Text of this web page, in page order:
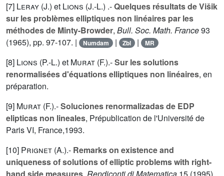
[7] Leray (J.) et Lions (J.-L.) .-Quelques résultats de Višik
sur les problèmes elliptiques non linéaires par les
méthodes de Minty-Browder, Bull. Soc. Math. France93
(1965), pp. 97-107. |
Numdam | Zbl | MR
[8] Lions (P.-L.) et Murat (F.).-Sur les solutions
renormalisées d'équations elliptiques non linéaires, en
préparation.
[9] Murat (F.).-Soluciones renormalizadas de EDP
elipticas non lineales, Prépublication de l'Université de
Paris VI, France,1993.
[10] Prignet (A.).- Remarks on existence and
uniqueness of solutions of elliptic problems with right-